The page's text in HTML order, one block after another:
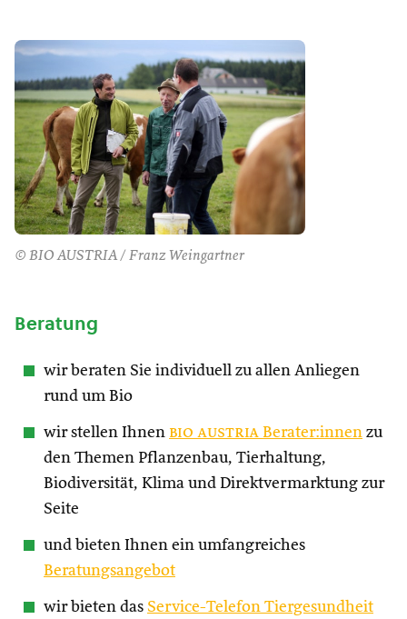
© BIO AUSTRIA / Franz Weingartner
Beratung
wir beraten Sie individuell zu allen Anliegen
rund um Bio
wir stellen Ihnen bio austria Berater:innen zu
den Themen Pflanzenbau, Tierhaltung,
Biodiversität, Klima und Direktvermarktung zur
Seite
und bieten Ihnen ein umfangreiches
Beratungsangebot
wir bieten das Service-Telefon Tiergesundheit